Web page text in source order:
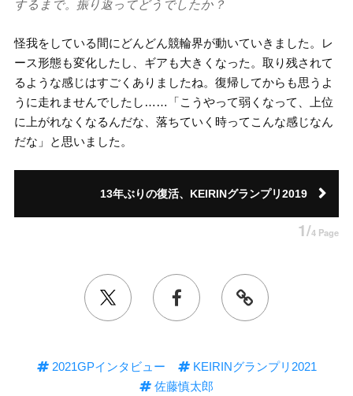
するまで。振り返ってどうでしたか？
怪我をしている間にどんどん競輪界が動いていきました。レ
ース形態も変化したし、ギアも大きくなった。取り残されて
るような感じはすごくありましたね。復帰してからも思うよ
うに走れませんでしたし……「こうやって弱くなって、上位
に上がれなくなるんだな、落ちていく時ってこんな感じなん
だな」と思いました。
13年ぶりの復活、KEIRINグランプリ2019
1/4 Page
2021GPインタビュー
KEIRINグランプリ2021
佐藤慎太郎